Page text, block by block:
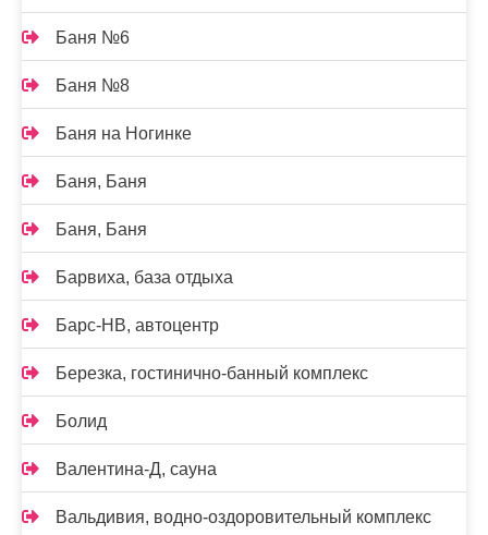
Баня №6
Баня №8
Баня на Ногинке
Баня, Баня
Баня, Баня
Барвиха, база отдыха
Барс-НВ, автоцентр
Березка, гостинично-банный комплекс
Болид
Валентина-Д, сауна
Вальдивия, водно-оздоровительный комплекс